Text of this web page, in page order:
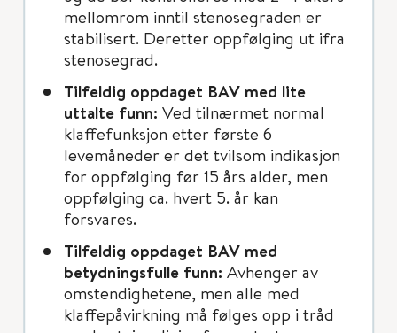
mellomrom inntil stenosegraden er
stabilisert. Deretter oppfølging ut ifra
stenosegrad.
Tilfeldig oppdaget BAV med lite
uttalte funn: Ved tilnærmet normal
klaffefunksjon etter første 6
levemåneder er det tvilsom indikasjon
for oppfølging før 15 års alder, men
oppfølging ca. hvert 5. år kan
forsvares.
Tilfeldig oppdaget BAV med
betydningsfulle funn: Avhenger av
omstendighetene, men alle med
klaffepåvirkning må følges opp i tråd